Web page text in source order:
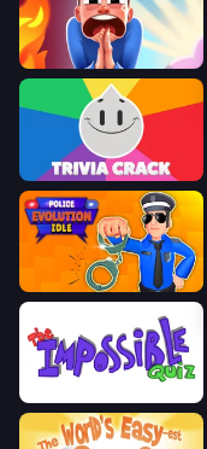
Help Me: Tricky Brain Puzzles
Trivia Crack
Police Evolution Idle